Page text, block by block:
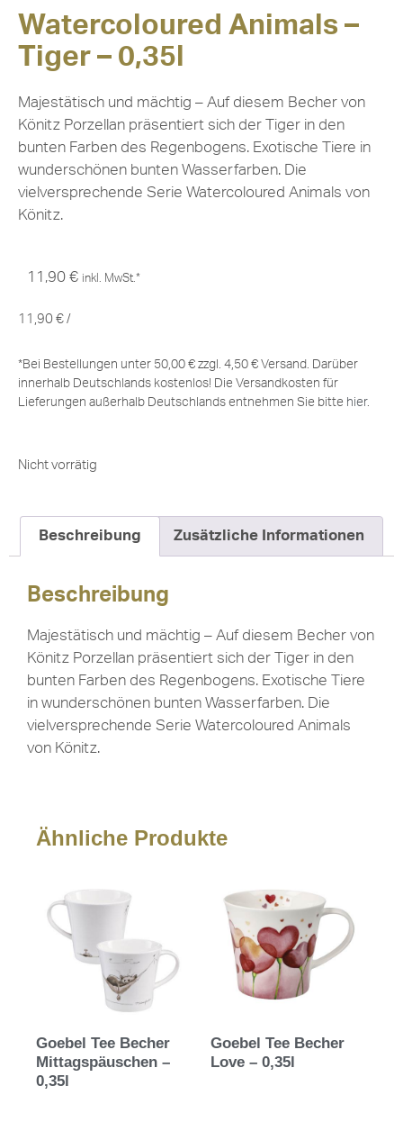
Watercoloured Animals –
Tiger – 0,35l
Majestätisch und mächtig – Auf diesem Becher von
Könitz Porzellan präsentiert sich der Tiger in den
bunten Farben des Regenbogens. Exotische Tiere in
wunderschönen bunten Wasserfarben. Die
vielversprechende Serie Watercoloured Animals von
Könitz.
11,90 € inkl. MwSt.*
11,90 € /
*Bei Bestellungen unter 50,00 € zzgl. 4,50 € Versand. Darüber
innerhalb Deutschlands kostenlos! Die Versandkosten für
Lieferungen außerhalb Deutschlands entnehmen Sie bitte hier.
Nicht vorrätig
Beschreibung Zusätzliche Informationen
Beschreibung
Majestätisch und mächtig – Auf diesem Becher von
Könitz Porzellan präsentiert sich der Tiger in den
bunten Farben des Regenbogens. Exotische Tiere
in wunderschönen bunten Wasserfarben. Die
vielversprechende Serie Watercoloured Animals
von Könitz.
Ähnliche Produkte
Goebel Tee Becher
Mittagspäuschen –
0,35l
Goebel Tee Becher
Love – 0,35l